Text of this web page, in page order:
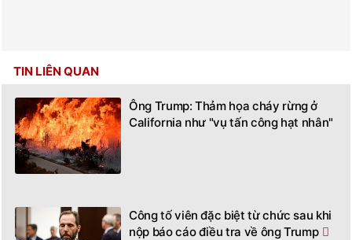
TIN LIÊN QUAN
Ông Trump: Thảm họa cháy rừng ở
California như "vụ tấn công hạt nhân"
Công tố viên đặc biệt từ chức sau khi
nộp báo cáo điều tra về ông Trump